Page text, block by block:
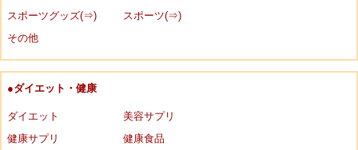
スポーツグッズ(⇒)
スポーツ(⇒)
その他
●ダイエット・健康
ダイエット
美容サプリ
健康サプリ
健康食品